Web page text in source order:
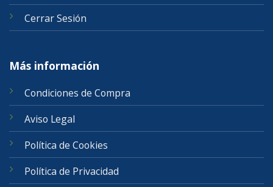
Cerrar Sesión
Más información
Condiciones de Compra
Aviso Legal
Política de Cookies
Política de Privacidad